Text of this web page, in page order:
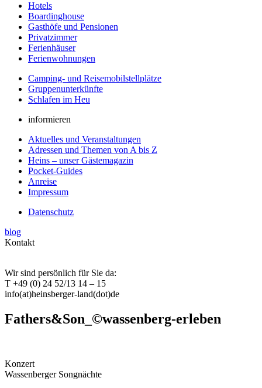
Hotels
Boardinghouse
Gasthöfe und Pensionen
Privatzimmer
Ferienhäuser
Ferienwohnungen
Camping- und Reisemobilstellplätze
Gruppenunterkünfte
Schlafen im Heu
informieren
Aktuelles und Veranstaltungen
Adressen und Themen von A bis Z
Heins – unser Gästemagazin
Pocket-Guides
Anreise
Impressum
Datenschutz
blog
Kontakt
Wir sind persönlich für Sie da:
T +49 (0) 24 52/13 14 – 15
info(at)heinsberger-land(dot)de
Fathers&Son_©wassenberg-erleben
Konzert
Wassenberger Songnächte